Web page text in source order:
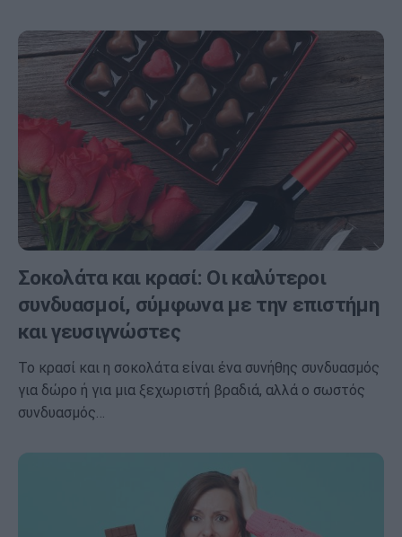
Σοκολάτα και κρασί: Οι καλύτεροι
συνδυασμοί, σύμφωνα με την επιστήμη
και γευσιγνώστες
Το κρασί και η σοκολάτα είναι ένα συνήθης συνδυασμός
για δώρο ή για μια ξεχωριστή βραδιά, αλλά ο σωστός
συνδυασμός…